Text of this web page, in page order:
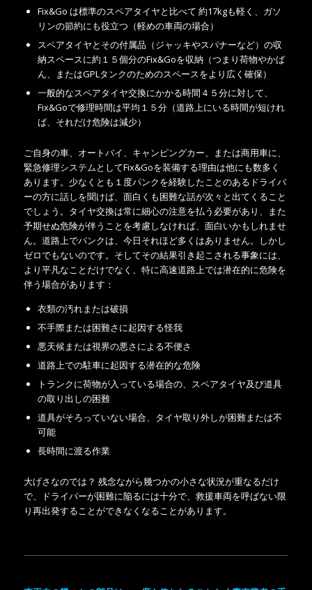
Fix&Go は標準のスペアタイヤと比べて 約17kgも軽く、ガソ
リンの節約にも役立つ（軽めの車両の場合）
スペアタイヤとその付属品（ジャッキやスパナーなど）の収
納スペースに約１５個分のFix&Goを収納（つまり荷物やかば
ん、またはGPLタンクのためのスペースをより広く確保）
一般的なスペアタイヤ交換にかかる時間４５分に対して、
Fix&Goで修理時間は平均１５分（道路上にいる時間が短けれ
ば、それだけ危険は減少）
ご自身の車、オートバイ、キャンピングカー、または商用車に、
緊急修理システムとしてFix&Goを装備する理由は他にも数多く
あります。少なくとも１度パンクを経験したことのあるドライバ
ーの方に話しを聞けば、面白くも困難な話が次々と出てくること
でしょう。タイヤ交換は常に細心の注意を払う必要があり、また
予期せぬ危険が伴うことを考慮しなければ、面白いかもしれませ
ん。道路上でパンクは、今日それほど多くはありません。しかし
ゼロでもないのです。そしてその結果引き起こされる事象には、
より平凡なことだけでなく、特に高速道路上では潜在的に危険を
伴う場合があります：
衣類の汚れまたは破損
不手際または困難さに起因する怪我
悪天候または視界の悪さによる不便さ
道路上での駐車に起因する潜在的な危険
トランクに荷物が入っている場合の、スペアタイヤ及び道具
の取り出しの困難
道具がそろっていない場合、タイヤ取り外しが困難または不
可能
長時間に渡る作業
大げさなのでは？ 残念ながら幾つかの小さな状況が重なるだけ
で、ドライバーが困難に陥るには十分で、救援車両を呼ばない限
り再出発することができなくなることがあります。